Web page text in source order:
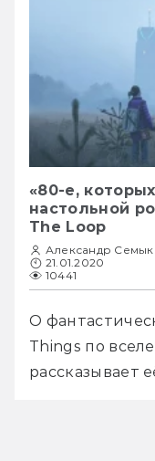
«80-е,
настольной
The Loop
Александр
21.01.2020
10441
О
Things по
рассказывает